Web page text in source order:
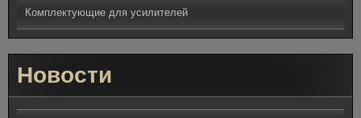
Комплектующие для усилителей
Новости